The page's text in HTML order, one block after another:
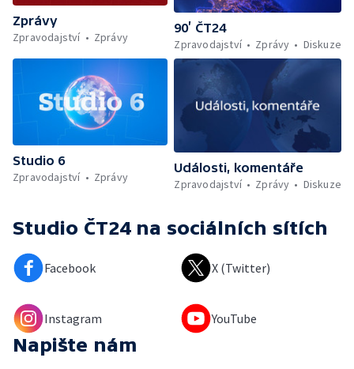
Zprávy
Zpravodajství
Zprávy
90’ ČT24
Zpravodajství
Zprávy Diskuze
Studio 6
Zpravodajství
Zprávy
Události, komentáře
Zpravodajství
Zprávy Diskuze
Studio ČT24 na sociálních sítích
Facebook X (Twitter)
Instagram YouTube
Napište nám